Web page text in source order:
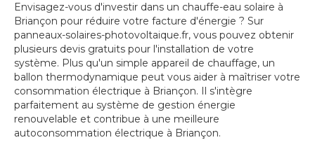
Envisagez-vous d'investir dans un chauffe-eau solaire à
Briançon pour réduire votre facture d'énergie ? Sur
panneaux-solaires-photovoltaique.fr, vous pouvez obtenir
plusieurs devis gratuits pour l'installation de votre
système. Plus qu'un simple appareil de chauffage, un
ballon thermodynamique peut vous aider à maîtriser votre
consommation électrique à Briançon. Il s'intègre
parfaitement au système de gestion énergie
renouvelable et contribue à une meilleure
autoconsommation électrique à Briançon.